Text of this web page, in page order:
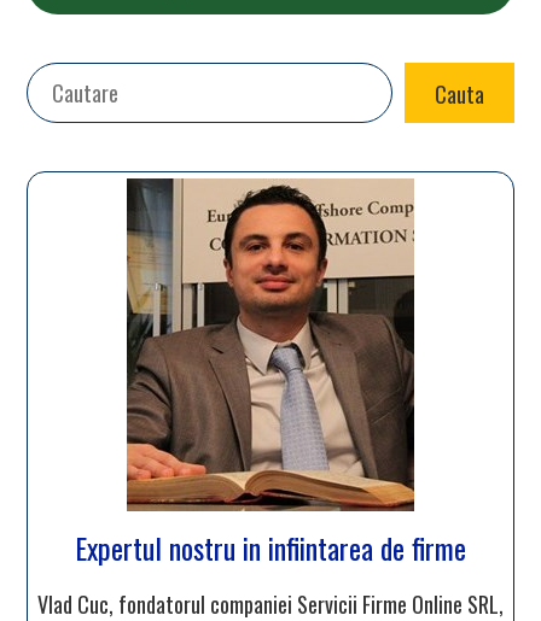
Search Cauta
Expertul nostru in infiintarea de firme
Vlad Cuc, fondatorul companiei Servicii Firme Online SRL,